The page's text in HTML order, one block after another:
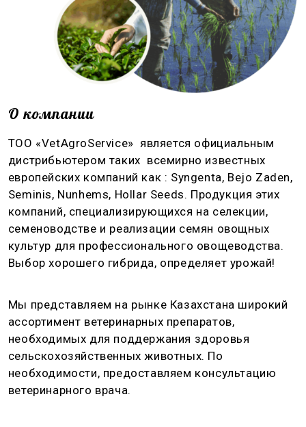
О компании
ТОО «VetAgroService» является официальным
дистрибьютером таких всемирно известных
европейских компаний как : Syngenta, Bejo Zaden,
Seminis, Nunhems, Hollar Seeds. Продукция этих
компаний, специализирующихся на селекции,
семеноводстве и реализации семян овощных
культур для профессионального овощеводства.
Выбор хорошего гибрида, определяет урожай!
Мы представляем на рынке Казахстана широкий
ассортимент ветеринарных препаратов,
необходимых для поддержания здоровья
сельскохозяйственных животных. По
необходимости, предоставляем консультацию
ветеринарного врача.